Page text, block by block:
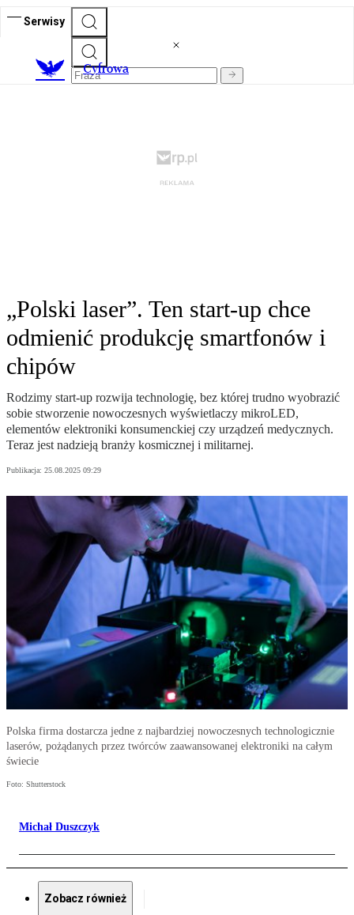
Serwisy
Cyfrowa
„Polski laser”. Ten start-up chce
odmienić produkcję smartfonów i
chipów
Rodzimy start-up rozwija technologię, bez której trudno wyobrazić
sobie stworzenie nowoczesnych wyświetlaczy mikroLED,
elementów elektroniki konsumenckiej czy urządzeń medycznych.
Teraz jest nadzieją branży kosmicznej i militarnej.
Publikacja: 25.08.2025 09:29
Polska firma dostarcza jedne z najbardziej nowoczesnych technologicznie
laserów, pożądanych przez twórców zaawansowanej elektroniki na całym
świecie
Foto: Shutterstock
Michał Duszczyk
Zobacz również